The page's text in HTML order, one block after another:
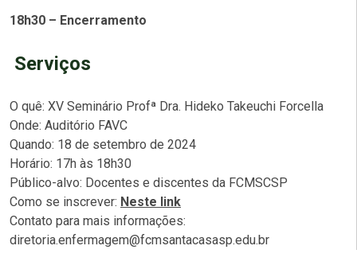
18h30 – Encerramento
Serviços
O quê: XV Seminário Profª Dra. Hideko Takeuchi Forcella
Onde: Auditório FAVC
Quando: 18 de setembro de 2024
Horário: 17h às 18h30
Público-alvo: Docentes e discentes da FCMSCSP
Como se inscrever: Neste link
Contato para mais informações:
diretoria.enfermagem@fcmsantacasasp.edu.br